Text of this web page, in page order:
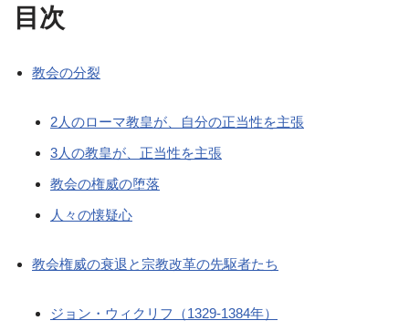
目次
教会の分裂
2人のローマ教皇が、自分の正当性を主張
3人の教皇が、正当性を主張
教会の権威の堕落
人々の懐疑心
教会権威の衰退と宗教改革の先駆者たち
ジョン・ウィクリフ（1329-1384年）